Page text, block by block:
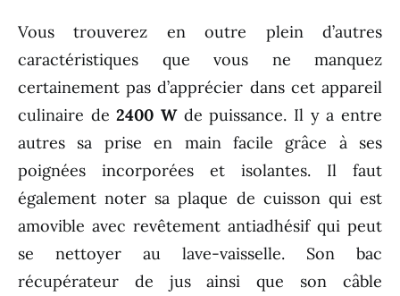
Vous trouverez en outre plein d’autres
caractéristiques que vous ne manquez
certainement pas d’apprécier dans cet appareil
culinaire de2400 Wde puissance. Il y a entre
autres sa prise en main facile grâce à ses
poignées incorporées et isolantes. Il faut
également noter sa plaque de cuisson qui est
amovible avec revêtement antiadhésif qui peut
se nettoyer au lave-vaisselle. Son bac
récupérateur de jus ainsi que son câble